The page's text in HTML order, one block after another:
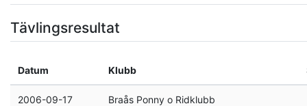
Tävlingsresultat
Datum Klubb
2006-09-17 Braås Ponny o Ridklubb